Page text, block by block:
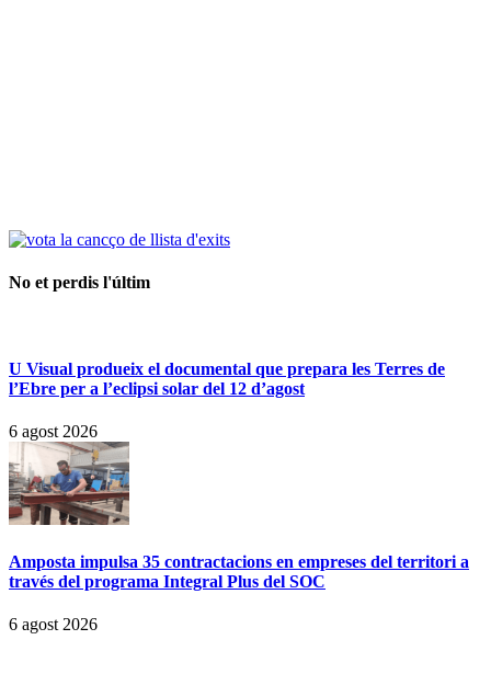
No et perdis l'últim
U Visual produeix el documental que prepara les Terres de
l’Ebre per a l’eclipsi solar del 12 d’agost
6 agost 2026
Amposta impulsa 35 contractacions en empreses del territori a
través del programa Integral Plus del SOC
6 agost 2026